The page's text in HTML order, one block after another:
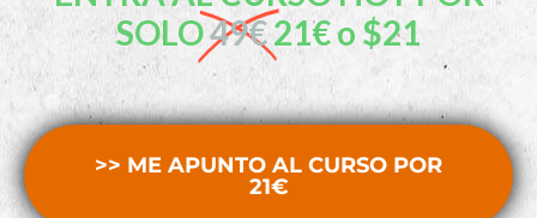
SOLO49€21€ o $21
>> ME APUNTO AL CURSO POR
21€